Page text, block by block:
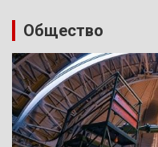
Общество